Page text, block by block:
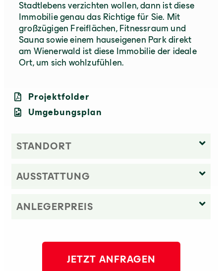
Stadtlebens verzichten wollen, dann ist diese
Immobilie genau das Richtige für Sie. Mit
großzügigen Freiflächen, Fitnessraum und
Sauna sowie einem hauseigenen Park direkt
am Wienerwald ist diese Immobilie der ideale
Ort, um sich wohlzufühlen.
Projektfolder
Umgebungsplan
STANDORT
AUSSTATTUNG
ANLEGERPREIS
JETZT ANFRAGEN